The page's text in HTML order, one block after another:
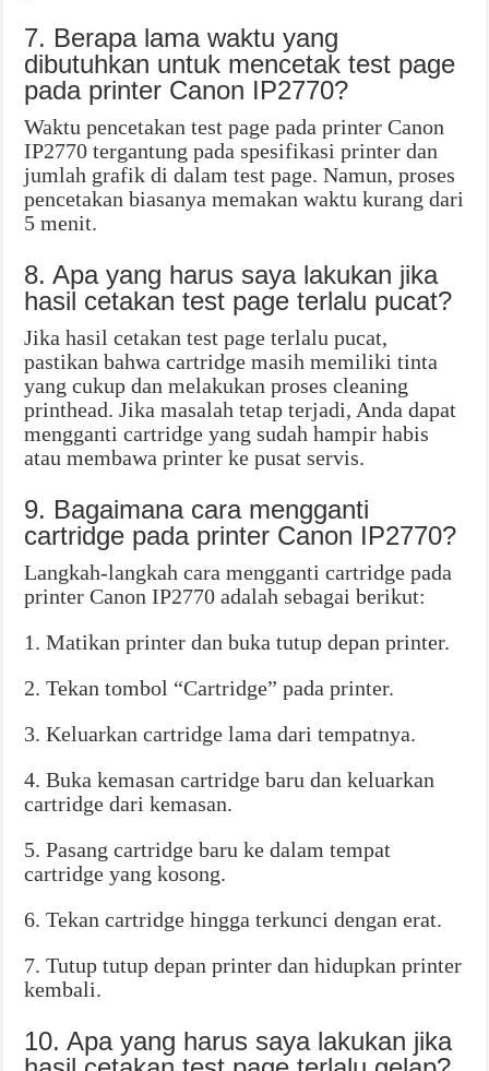
7. Berapa lama waktu yang
dibutuhkan untuk mencetak test page
pada printer Canon IP2770?
Waktu pencetakan test page pada printer Canon
IP2770 tergantung pada spesifikasi printer dan
jumlah grafik di dalam test page. Namun, proses
pencetakan biasanya memakan waktu kurang dari
5 menit.
8. Apa yang harus saya lakukan jika
hasil cetakan test page terlalu pucat?
Jika hasil cetakan test page terlalu pucat,
pastikan bahwa cartridge masih memiliki tinta
yang cukup dan melakukan proses cleaning
printhead. Jika masalah tetap terjadi, Anda dapat
mengganti cartridge yang sudah hampir habis
atau membawa printer ke pusat servis.
9. Bagaimana cara mengganti
cartridge pada printer Canon IP2770?
Langkah-langkah cara mengganti cartridge pada
printer Canon IP2770 adalah sebagai berikut:
1. Matikan printer dan buka tutup depan printer.
2. Tekan tombol “Cartridge” pada printer.
3. Keluarkan cartridge lama dari tempatnya.
4. Buka kemasan cartridge baru dan keluarkan
cartridge dari kemasan.
5. Pasang cartridge baru ke dalam tempat
cartridge yang kosong.
6. Tekan cartridge hingga terkunci dengan erat.
7. Tutup tutup depan printer dan hidupkan printer
kembali.
10. Apa yang harus saya lakukan jika